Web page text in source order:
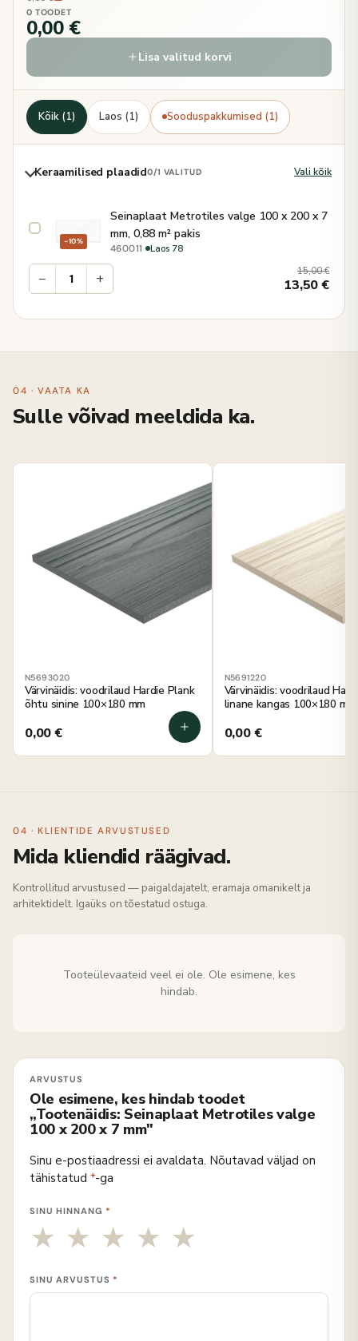
0 TOODET
0,00 €
Lisa valitud korvi
Kõik (1) Laos (1) Sooduspakkumised (1)
Keraamilised plaadid0/1 VALITUD Vali kõik
−10%
Seinaplaat Metrotiles valge 100 x 200 x 7
mm, 0,88 m² pakis
460011 · Laos 78
− + 15,00€
13,50€
04 · VAATA KA
Sulle võivad meeldida ka.
N5693020
Värvinäidis: voodrilaud Hardie Plank
õhtu sinine 100×180 mm
0,00€
N5691220
Värvinäidis: voodrilaud
linane kangas 100×180 mm
0,00€
04 · KLIENTIDE ARVUSTUSED
Mida kliendid räägivad.
Kontrollitud arvustused — paigaldajatelt, eramaja omanikelt ja
arhitektidelt. Igaüks on tõestatud ostuga.
Tooteülevaateid veel ei ole. Ole esimene, kes
hindab.
Ole esimene, kes hindab toodet
„Tootenäidis: Seinaplaat Metrotiles valge
100 x 200 x 7 mm"
Sinu e-postiaadressi ei avaldata. Nõutavad väljad on
tähistatud *-ga
SINU HINNANG *
SINU ARVUSTUS *